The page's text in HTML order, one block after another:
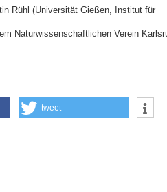
Rühl (Universität Gießen, Institut für
Naturwissenschaftlichen Verein
tweet